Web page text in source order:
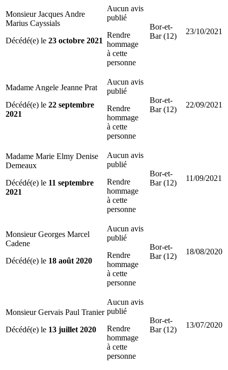
Monsieur Jacques Andre
Marius Cayssials
Décédé(e) le 23 octobre 2021
Aucun avis
publié
Rendre
hommage
à cette
personne
Bor-et-
Bar (12)
23/10/2021
Madame Angele Jeanne Prat
Décédé(e) le 22 septembre
2021
Aucun avis
publié
Rendre
hommage
à cette
personne
Bor-et-
Bar (12)
22/09/2021
Madame Marie Elmy Denise
Demeaux
Décédé(e) le 11 septembre
2021
Aucun avis
publié
Rendre
hommage
à cette
personne
Bor-et-
Bar (12)
11/09/2021
Monsieur Georges Marcel
Cadene
Décédé(e) le 18 août 2020
Aucun avis
publié
Rendre
hommage
à cette
personne
Bor-et-
Bar (12)
18/08/2020
Monsieur Gervais Paul Tranier
Décédé(e) le 13 juillet 2020
Aucun avis
publié
Rendre
hommage
à cette
personne
Bor-et-
Bar (12)
13/07/2020